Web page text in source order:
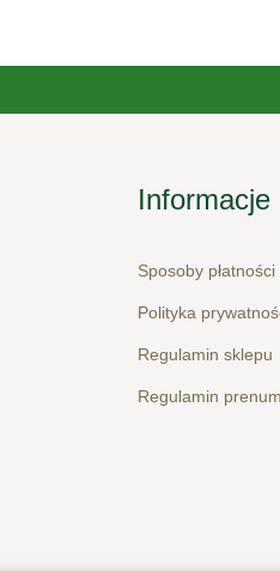
Informacje
Sposoby płatności
Polityka
Regulamin sklepu
Regulamin